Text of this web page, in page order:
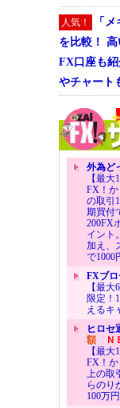
人気！
「
を比較！
FX口座も
やチャート
外為ど
【最
FX！
の取引
期買付
200FX
イント
加え、
で1000
FXブロ
【最
限定！
えるキ
ヒロセ
額ＮＥ
【最
FX！か
上の
らのり
100万